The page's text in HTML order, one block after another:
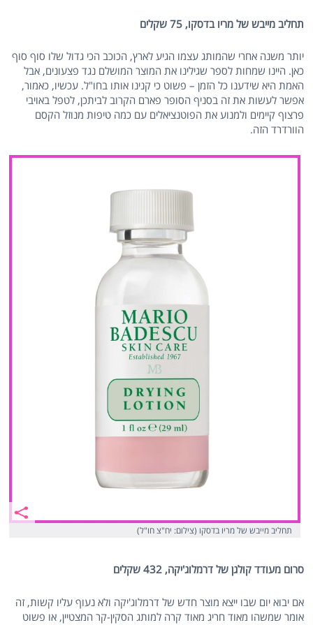
תחליב מייבש של מריו בדסקו, 75 שקלים
יותר משנה אחרי שהמותג עצמו הגיע לארץ, הכוכב הכי גדול שלו סוף סוף
כאן. היינו שמחות לספר שגילינו את המוצר המושלם נגד פצעונים, אבל
האמת היא שידענו כל הזמן – פשוט כי קנינו אותו בחו"ל. עכשיו, כאמור,
אפשר לעשות את זה בסניף הסופר פארם הקרוב לביתכן, לטפל באויבי
פרצוף קיימים ולמנוע את הפוטנציאלים עם כמה טיפות מנוזל הקסם
הוורדרד הזה.
תחליב מייבש של מריו בדסקו (צילום: יח"צ חו"ל)
סרום מעודד קולגן של דרמלוג'יקה, 432 שקלים
אם יבוא יום שבו ייצא מוצר חדש של דרמלוג'יקה ולא נעוף עליו קשות, זה
אומר שמשהו מאוד חריג מאוד קרה למותג הסקין-קר המצטיין, או פשוט